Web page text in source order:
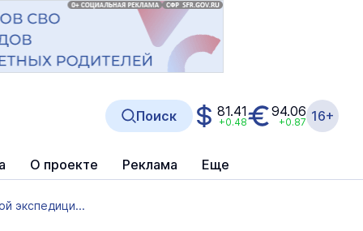
О проекте Реклама Еще
Поиск 81.41
+0.48
94.06
+0.87 16+
экспедици...